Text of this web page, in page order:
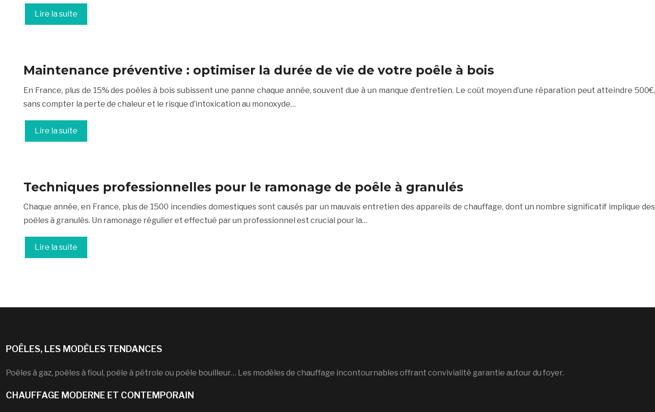
Lire la suite
Maintenance préventive : optimiser la durée de vie de votre poêle à bois
En France, plus de 15% des poêles à bois subissent une panne chaque année, souvent due à un manque d’entretien. Le coût moyen d’une réparation peut atteindre 500€,
sans compter la perte de chaleur et le risque d’intoxication au monoxyde…
Lire la suite
Techniques professionnelles pour le ramonage de poêle à granulés
Chaque année, en France, plus de 1500 incendies domestiques sont causés par un mauvais entretien des appareils de chauffage, dont un nombre significatif implique des
poêles à granulés. Un ramonage régulier et effectué par un professionnel est crucial pour la…
Lire la suite
POÊLES, LES MODÈLES TENDANCES
Poêles à gaz, poêles à fioul, poêle à pétrole ou poêle bouilleur… Les modèles de chauffage incontournables offrant convivialité garantie autour du foyer.
CHAUFFAGE MODERNE ET CONTEMPORAIN